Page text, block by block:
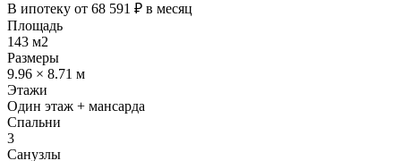
В ипотеку от 68 591 ₽ в месяц
Площадь
143 м2
Размеры
9.96 × 8.71 м
Этажи
Один этаж + мансарда
Спальни
3
Санузлы